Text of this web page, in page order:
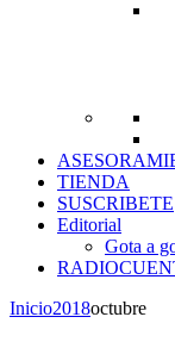
TIENDA
SUSCRIBETE
Editorial
Gota a
Inicio2018octubre